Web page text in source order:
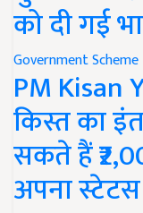
को दी गई
Government Scheme
PM Kisan
किस्त का
सकते हैं
अपना स्टेटस